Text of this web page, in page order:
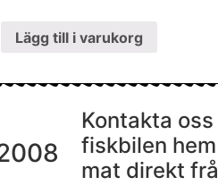
Lägg till i varukorg
Kontakta
fiskbilen
mat direkt